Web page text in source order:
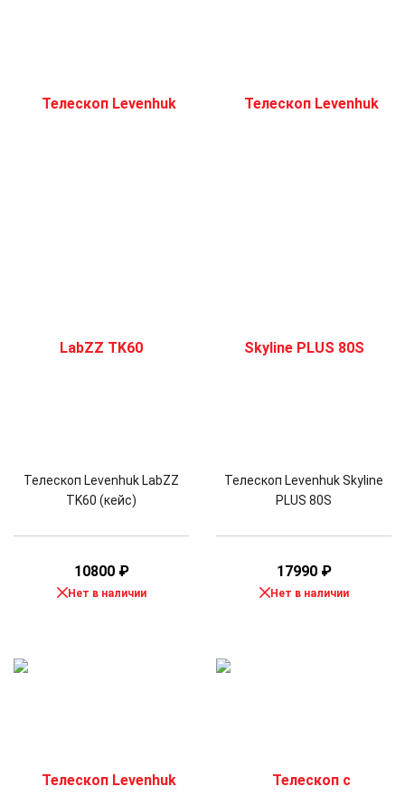
Телескоп Levenhuk LabZZ
TK60 (кейс)
10800 ₽
Нет в наличии
Телескоп Levenhuk Skyline
PLUS 80S
17990 ₽
Нет в наличии